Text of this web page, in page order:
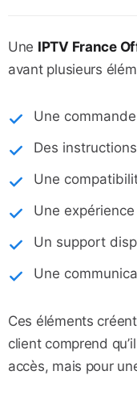
Une IPTV France
avant plusieurs
Une
Des
Une
Une
Un support
Une
Ces éléments
client comprend
accès, mais pour